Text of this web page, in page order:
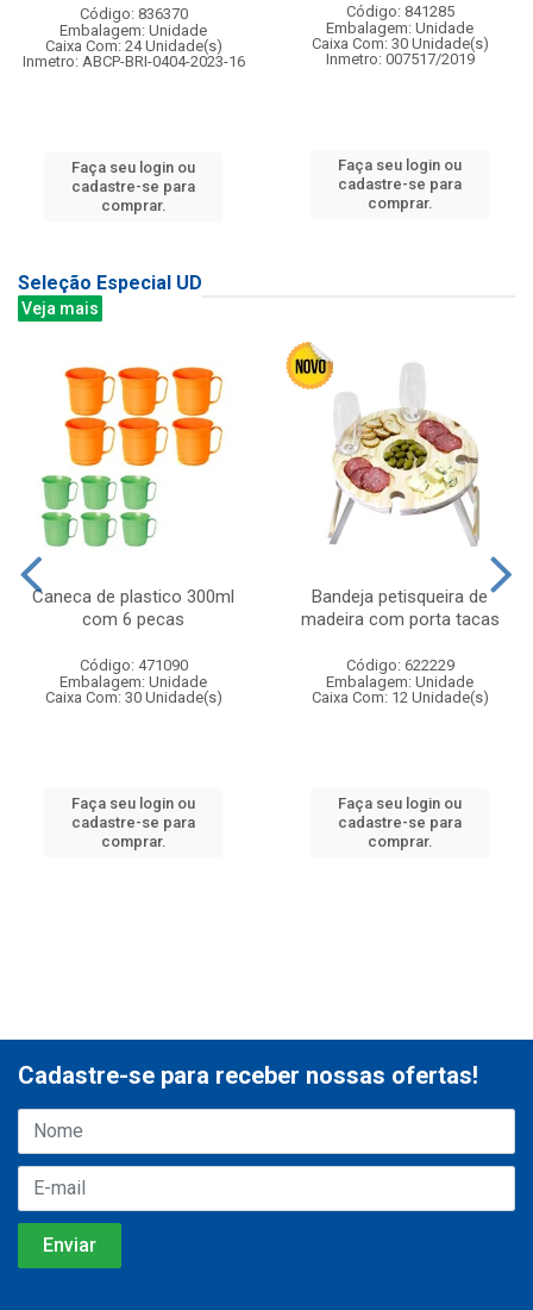
Código: 836370
Embalagem: Unidade
Caixa Com: 24 Unidade(s)
Inmetro: ABCP-BRI-0404-2023-16
Faça seu login ou
cadastre-se para
comprar.
Código: 841285
Embalagem: Unidade
Caixa Com: 30 Unidade(s)
Inmetro: 007517/2019
Faça seu login ou
cadastre-se para
comprar.
Seleção Especial UD
Veja mais
Caneca de plastico 300ml
com 6 pecas
Código: 471090
Embalagem: Unidade
Caixa Com: 30 Unidade(s)
Faça seu login ou
cadastre-se para
comprar.
Bandeja petisqueira de
madeira com porta tacas
Código: 622229
Embalagem: Unidade
Caixa Com: 12 Unidade(s)
Faça seu login ou
cadastre-se para
comprar.
Cadastre-se para receber nossas ofertas!